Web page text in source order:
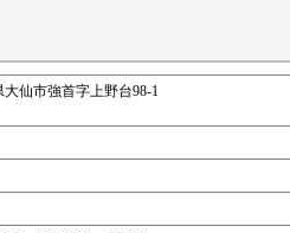
仙市強首字上野台98-1